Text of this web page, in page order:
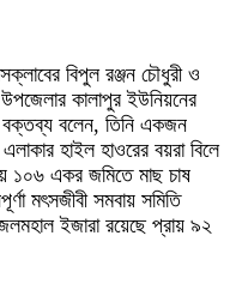
বিপুল রঞ্জন চৌধুরী ও
কালাপুর ইউনিয়নের
বক্তব্য বলেন, তিনি একজন
হাইল হাওরের বয়রা বিলে
১০৬ একর জমিতে মাছ চাষ
মৎসজীবী সমবায় সমিতি
ইজারা রয়েছে প্রায় ৯২